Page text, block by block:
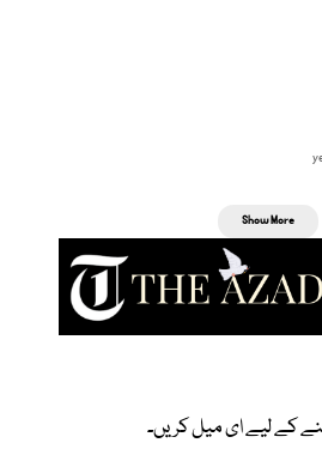
Show More
کے لیے ای میل کریں۔